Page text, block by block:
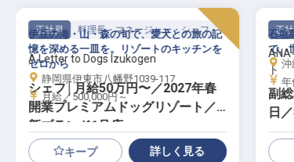
正社員 料理長・マネージャー・シェフ
A Letter to Dogs Izukogen
シェフ│月給50万円〜／2027年春
開業プレミアムドッグリゾート／
新ブランド1号店
伊豆の海・山・森の旬で、愛犬との旅の記
憶を深める一皿を。リゾートのキッチンを
ゼロから
静岡県伊東市八幡野1039-117
月給／500,000円～
キープ 詳しく見る
正社
ANA
ト
副
日
石垣
で、
沖
年